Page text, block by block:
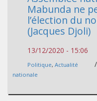
Mabunda ne
l’élection du
(Jacques Djoli)
13/12/2020 - 15:06
Politique, Actualité /
nationale